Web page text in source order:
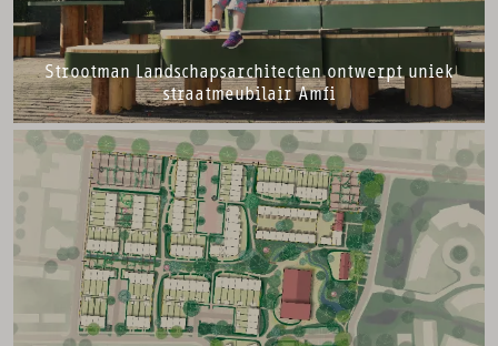
Strootman Landschapsarchitecten ontwerpt uniek
straatmeubilair Amfi